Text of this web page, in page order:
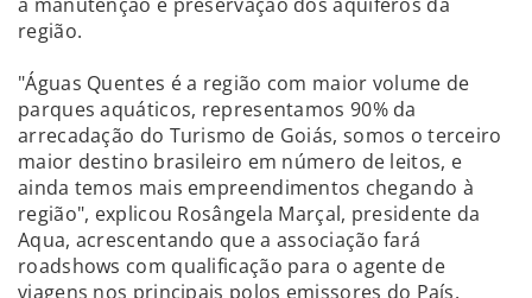
região.
"Águas Quentes é a região com maior volume de
parques aquáticos, representamos 90% da
arrecadação do Turismo de Goiás, somos o terceiro
maior destino brasileiro em número de leitos, e
ainda temos mais empreendimentos chegando à
região", explicou Rosângela Marçal, presidente da
Aqua, acrescentando que a associação fará
roadshows com qualificação para o agente de
viagens nos principais polos emissores do País.